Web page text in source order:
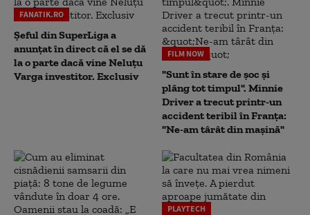
FANATIK.RO
Șeful din SuperLiga a
anunțat în direct că el se dă
la o parte dacă vine Neluțu
Varga investitor. Exclusiv
FILM NOW
"Sunt în stare de șoc și
plâng tot timpul". Minnie
Driver a trecut printr-un
accident teribil în Franța:
"Ne-am târât din mașină"
PLAYTECH